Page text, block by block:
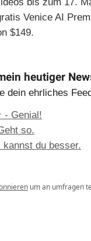
Venice AI
$149.
heutiger
dein ehrliches
- Genial!
so.
kannst du besser.
um an umfragen